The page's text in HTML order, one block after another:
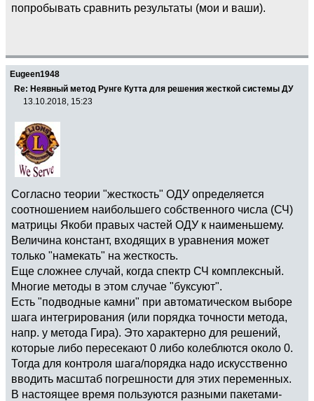
попробывать сравнить результаты (мои и ваши).
Eugeen1948
Re: Неявный метод Рунге Кутта для решения жесткой системы ДУ
13.10.2018, 15:23
Согласно теории "жесткость" ОДУ определяется
соотношением наибольшего собственного числа (СЧ)
матрицы Якоби правых частей ОДУ к наименьшему.
Величина констант, входящих в уравнения может
только "намекать" на жесткость.
Еще сложнее случай, когда спектр СЧ комплексный.
Многие методы в этом случае "буксуют".
Есть "подводные камни" при автоматическом выборе
шага интегрирования (или порядка точности метода,
напр. у метода Гира). Это характерно для решений,
которые либо пересекают 0 либо колеблются около 0.
Тогда для контроля шага/порядка надо искусственно
вводить масштаб погрешности для этих переменных.
В настоящее время пользуются разными пакетами-